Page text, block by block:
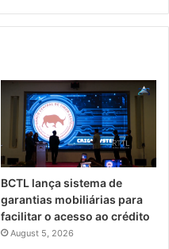
BCTL lança sistema de
garantias mobiliárias para
facilitar o acesso ao crédito
August 5, 2026